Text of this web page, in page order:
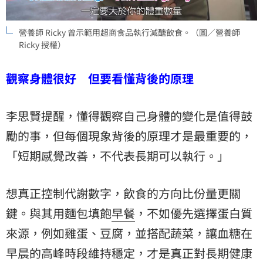
營養師 Ricky 曾示範用超商食品執行減醣飲食。（圖／營養師
Ricky 授權）
觀察身體很好 但要看懂背後的原理
李思賢提醒，懂得觀察自己身體的變化是值得鼓
勵的事，但每個現象背後的原理才是最重要的，
「短期感覺改善，不代表長期可以執行。」
想真正控制代謝數字，飲食的方向比份量更關
鍵。與其用麵包填飽早餐 ，不如優先選擇蛋白質
來源，例如雞蛋、豆腐，並搭配蔬菜，讓血糖在
早晨的高峰時段維持穩定，才是真正對長期健康